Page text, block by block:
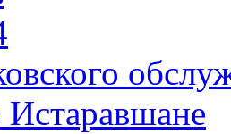
Истаравшане